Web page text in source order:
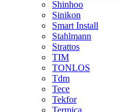
Shinhoo
Sinikon
Smart Install
Stahlmann
Strattos
TIM
TONLOS
Tdm
Tece
Tekfor
Termica